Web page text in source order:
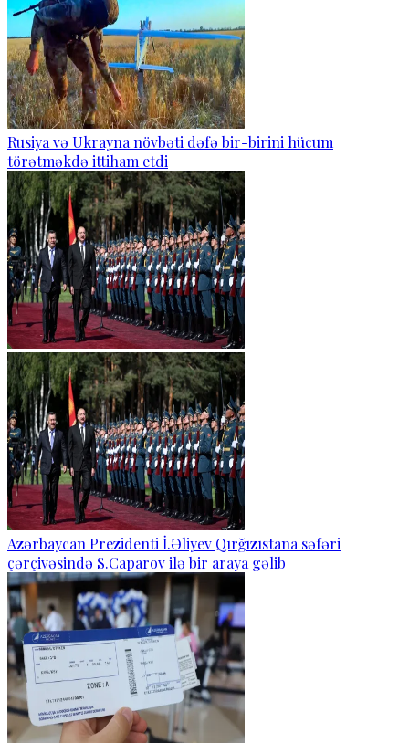
Rusiya və Ukrayna növbəti dəfə bir-birini hücum
törətməkdə ittiham etdi
Azərbaycan Prezidenti İ.Əliyev Qırğızıstana səfəri
çərçivəsində S.Caparov ilə bir araya gəlib